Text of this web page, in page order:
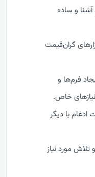
و ساده
گران‌قیمت
فرم‌ها و
خاص.
ادغام با دیگر
مورد نیاز